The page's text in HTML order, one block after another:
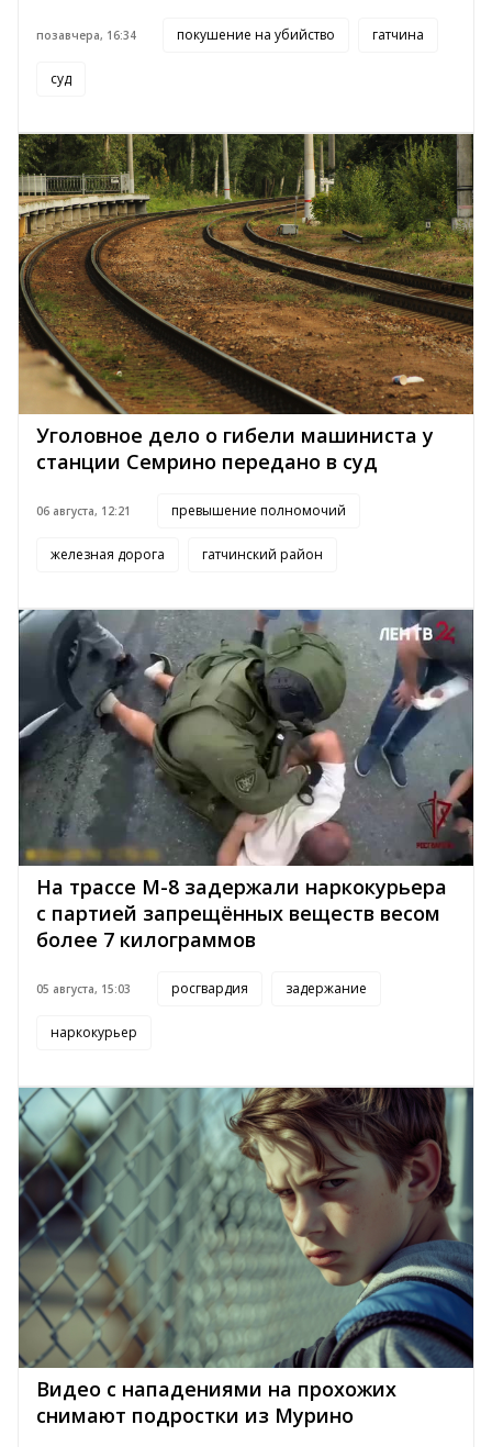
позавчера, 16:34 покушение на убийство гатчина
суд
Уголовное дело о гибели машиниста у
станции Семрино передано в суд
06 августа, 12:21 превышение полномочий
железная дорога гатчинский район
На трассе М-8 задержали наркокурьера
с партией запрещённых веществ весом
более 7 килограммов
05 августа, 15:03 росгвардия задержание
наркокурьер
Видео с нападениями на прохожих
снимают подростки из Мурино